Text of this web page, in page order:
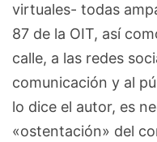
virtuales- todas
87 de la OIT, así
calle, a las redes
comunicación y al
lo dice el autor, es
«ostentación» del